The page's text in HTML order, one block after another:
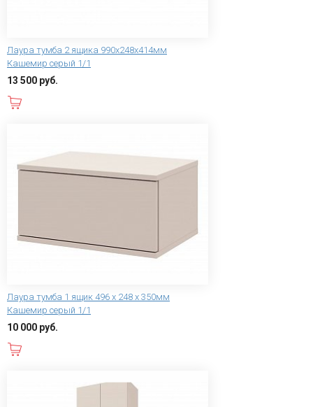
Лаура тумба 2 ящика 990x248x414мм
Кашемир серый 1/1
13 500 руб.
Лаура тумба 1 ящик 496 x 248 x 350мм
Кашемир серый 1/1
10 000 руб.